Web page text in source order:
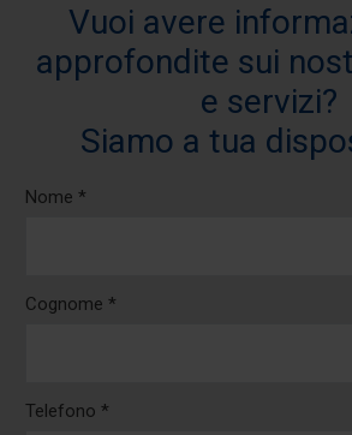
Vuoi avere
approfondite sui
e servizi?
Siamo a tua
Nome *
Cognome *
Telefono *